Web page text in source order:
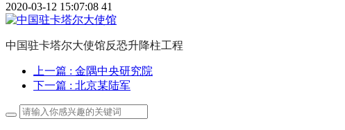
2020-03-12 15:07:08 41
中国驻卡塔尔大使馆反恐升降柱工程
上一篇 : 金隅中央研究院
下一篇 : 北京某陆军